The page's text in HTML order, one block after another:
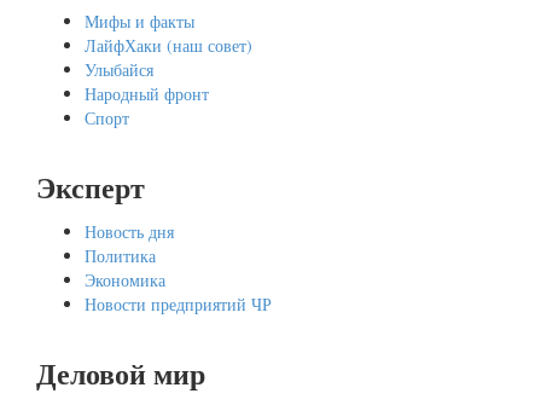
Мифы и факты
ЛайфХаки (наш совет)
Улыбайся
Народный фронт
Спорт
Эксперт
Новость дня
Политика
Экономика
Новости предприятий ЧР
Деловой мир